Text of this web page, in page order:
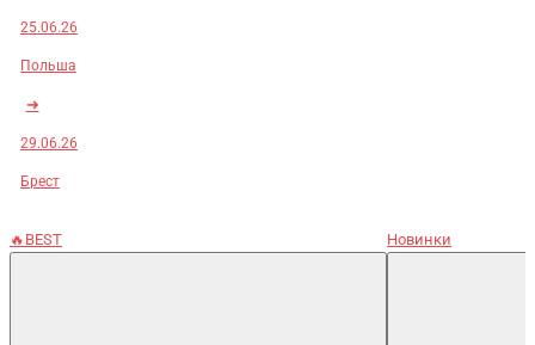
25.06.26
Польша
➜
29.06.26
Брест
🔥BEST Новинки